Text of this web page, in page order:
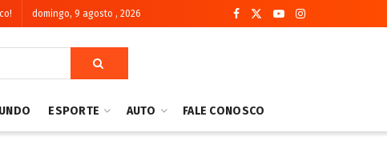
domingo, 9 agosto , 2026
ESPORTE AUTO FALE CONOSCO